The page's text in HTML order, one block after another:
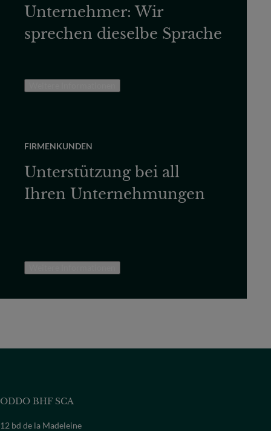
Unternehmer: Wir
sprechen dieselbe Sprache
FIRMENKUNDEN
Unterstützung bei all
Ihren Unternehmungen
ODDO BHF SCA
12 bd de la Madeleine